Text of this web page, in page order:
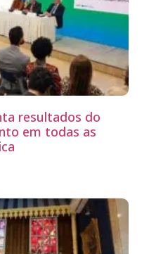
resultados do
em todas as